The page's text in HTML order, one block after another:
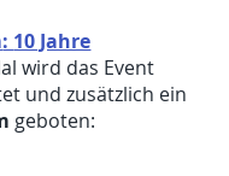
: 10 Jahre
wird das Event
und zusätzlich ein
geboten: